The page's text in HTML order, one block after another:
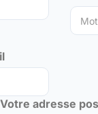
Votre adresse